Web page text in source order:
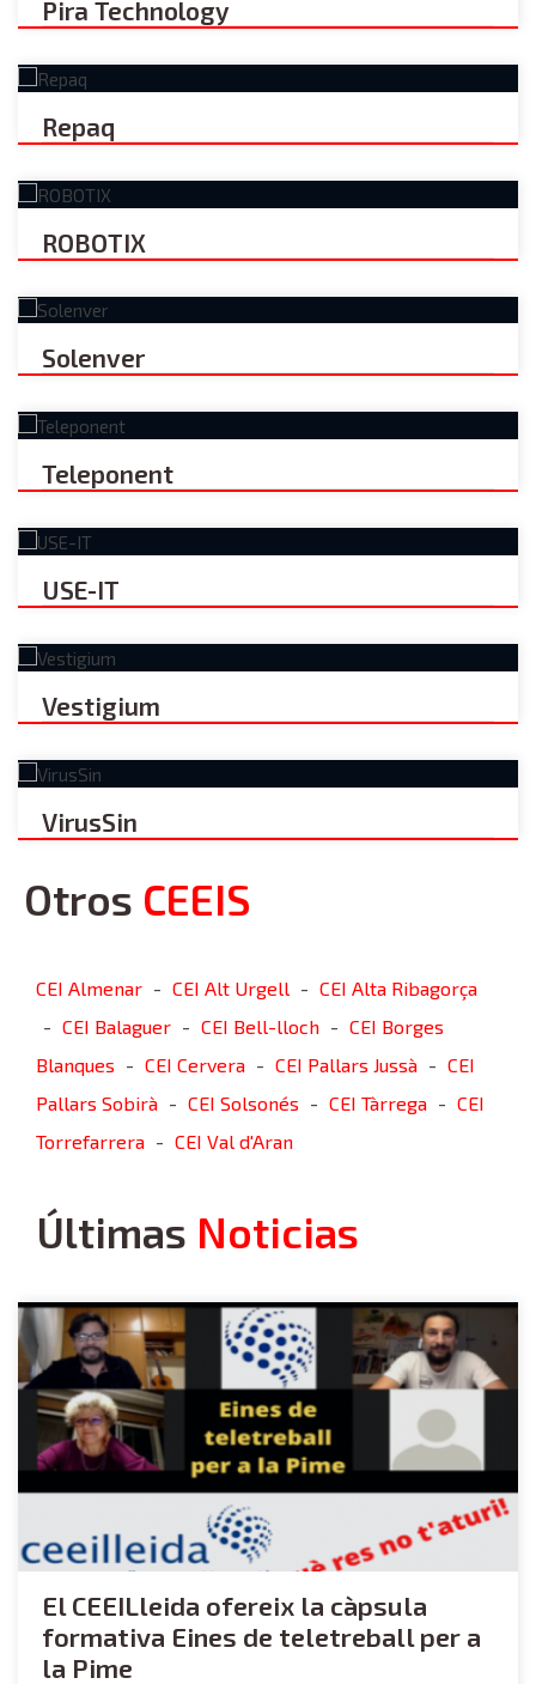
Pira Technology
Repaq
ROBOTIX
Solenver
Teleponent
USE-IT
Vestigium
VirusSin
Otros CEEIS
CEI Almenar - CEI Alt Urgell - CEI Alta Ribagorça
- CEI Balaguer - CEI Bell-lloch - CEI Borges
Blanques - CEI Cervera - CEI Pallars Jussà - CEI
Pallars Sobirà - CEI Solsonés - CEI Tàrrega - CEI
Torrefarrera - CEI Val d'Aran
Últimas Noticias
El CEEILleida ofereix la càpsula
formativa Eines de teletreball per a
la Pime